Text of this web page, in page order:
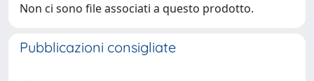
Non ci sono file associati a questo prodotto.
Pubblicazioni consigliate